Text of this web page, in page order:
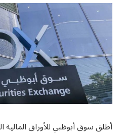
أطلق سوق أبوظبي للأوراق المالية